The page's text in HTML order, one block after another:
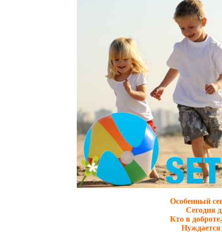
Особенный
Сегодня
Кто в
Нуждается